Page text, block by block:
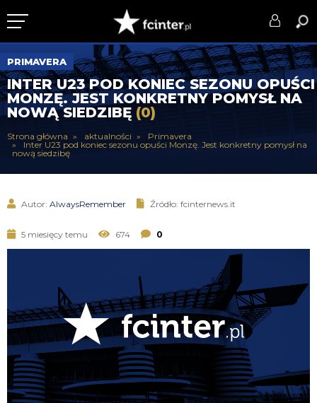
KLUB
DRUŻYNA
SERIE A
PUCHARY
SERWIS
PRIMAVERA
INTER U23 POD KONIEC SEZONU OPUŚCI
MONZĘ. JEST KONKRETNY POMYSŁ NA
NOWĄ SIEDZIBĘ (0)
Strona główna aktualności
Primavera
Inter U23 pod koniec sezonu opuści Monzę. Jest konkretny pomysł na
nową siedzibę
Autor: AlwaysRemember Źródło: fcinternews.it
5 miesięcy temu 674 0